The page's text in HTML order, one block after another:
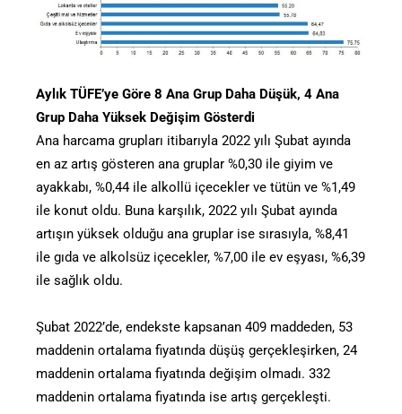
Aylık TÜFE’ye Göre 8 Ana Grup Daha Düşük, 4 Ana
Grup Daha Yüksek Değişim Gösterdi
Ana harcama grupları itibarıyla 2022 yılı Şubat ayında
en az artış gösteren ana gruplar %0,30 ile giyim ve
ayakkabı, %0,44 ile alkollü içecekler ve tütün ve %1,49
ile konut oldu. Buna karşılık, 2022 yılı Şubat ayında
artışın yüksek olduğu ana gruplar ise sırasıyla, %8,41
ile gıda ve alkolsüz içecekler, %7,00 ile ev eşyası, %6,39
ile sağlık oldu.
Şubat 2022’de, endekste kapsanan 409 maddeden, 53
maddenin ortalama fiyatında düşüş gerçekleşirken, 24
maddenin ortalama fiyatında değişim olmadı. 332
maddenin ortalama fiyatında ise artış gerçekleşti.